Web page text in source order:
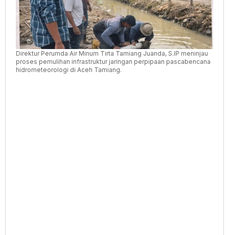
Direktur Perumda Air Minum Tirta Tamiang Juanda, S.IP meninjau
proses pemulihan infrastruktur jaringan perpipaan pascabencana
hidrometeorologi di Aceh Tamiang.